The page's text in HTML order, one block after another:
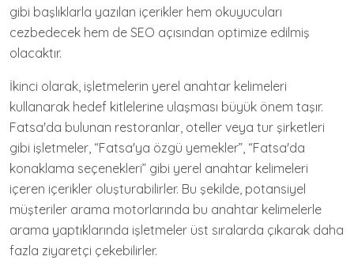
gibi başlıklarla yazılan içerikler hem okuyucuları
cezbedecek hem de SEO açısından optimize edilmiş
olacaktır.
İkinci olarak, işletmelerin yerel anahtar kelimeleri
kullanarak hedef kitlelerine ulaşması büyük önem taşır.
Fatsa'da bulunan restoranlar, oteller veya tur şirketleri
gibi işletmeler, “Fatsa'ya özgü yemekler”, “Fatsa'da
konaklama seçenekleri” gibi yerel anahtar kelimeleri
içeren içerikler oluşturabilirler. Bu şekilde, potansiyel
müşteriler arama motorlarında bu anahtar kelimelerle
arama yaptıklarında işletmeler üst sıralarda çıkarak daha
fazla ziyaretçi çekebilirler.